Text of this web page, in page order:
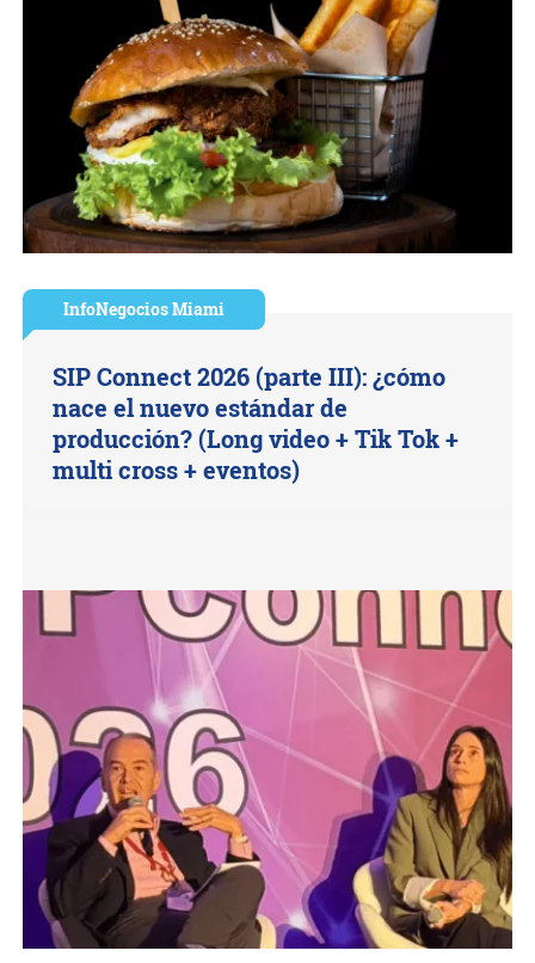
InfoNegocios Miami
SIP Connect 2026 (parte III): ¿cómo
nace el nuevo estándar de
producción? (Long video + Tik Tok +
multi cross + eventos)